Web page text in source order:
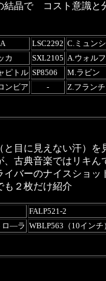
結晶で コスト意識と
LSC2292 C.ミュン
カ
SXL2105 A.ウォルフ
ピトル SP8506
M.ラビン
ンビア
- Z.フラン
目に見えない汗）
、古典音楽ではリキ
イバーのナイスショ
も２枚だけ紹介
FALP521-2
ロ―ラ WBLP563（10インチ